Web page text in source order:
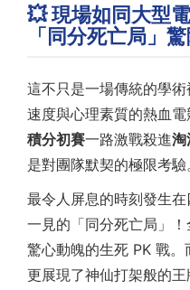
💥 現場如同大型
「同分死亡局」
這不只是一場傳統的學術
速度與心理素質的熱血
積分初賽一路激戰殺進淘
是對團隊默契的極限考驗
最令人屏息的時刻發生
一見的「同分死亡局」
驚心動魄的生死 PK 戰
更展現了神仙打架般的